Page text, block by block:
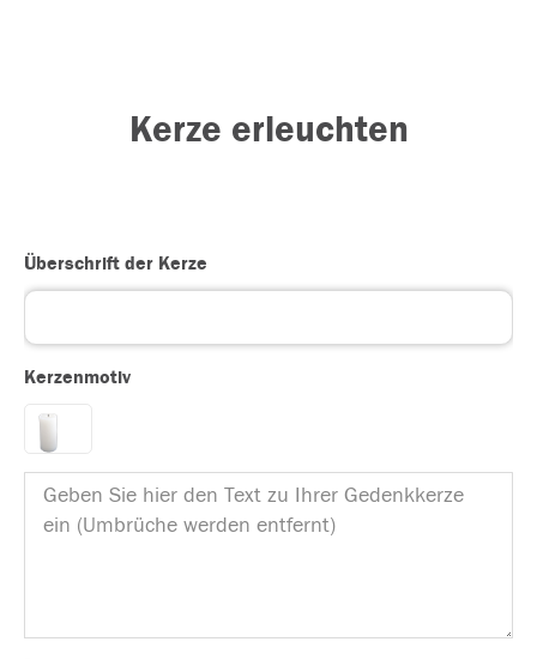
Kerze erleuchten
Überschrift der Kerze
Kerzenmotiv